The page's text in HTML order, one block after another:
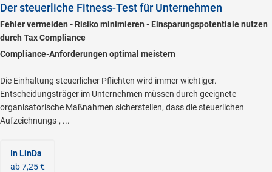
Der steuerliche Fitness-Test für Unternehmen
Fehler vermeiden - Risiko minimieren - Einsparungspotentiale nutzen
durch Tax Compliance
Compliance-Anforderungen optimal meistern
Die Einhaltung steuerlicher Pflichten wird immer wichtiger.
Entscheidungsträger im Unternehmen müssen durch geeignete
organisatorische Maßnahmen sicherstellen, dass die steuerlichen
Aufzeichnungs-, ...
In LinDa
ab 7,25 €